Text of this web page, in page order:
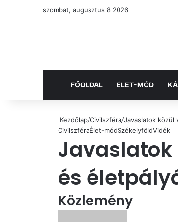
szombat, augusztus 8 2026
FŐOLDAL ÉLET-MÓD
Kezdőlap/Civilszféra/Javaslatok közül
CivilszféraÉlet-módSzékelyföldVidék
Javaslatok
és
Közlemény